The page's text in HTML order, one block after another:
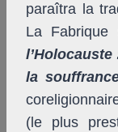
paraîtra la
La
la
(le plus